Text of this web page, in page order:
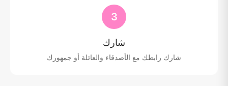
3
شارك
شارك رابطك مع الأصدقاء والعائلة أو جمهورك